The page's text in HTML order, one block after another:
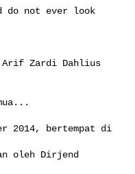
do not ever look
Arif Zardi Dahlius
2014, bertempat di
oleh Dirjend